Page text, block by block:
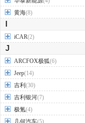
黄海(8)
iCAR(2)
J
ARCFOX极狐(6)
Jeep(14)
吉利 (30)
吉利银河(7)
极氪(4)
几何汽车(5)